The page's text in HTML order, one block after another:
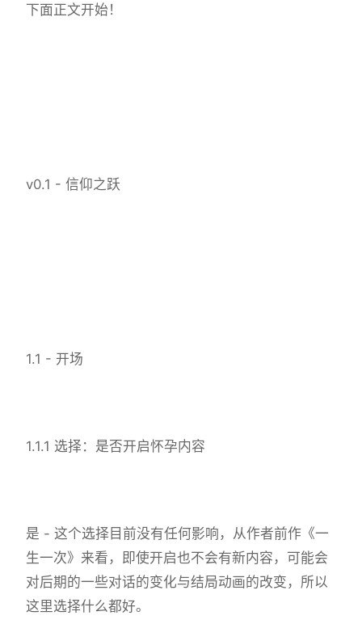
下面正文开始！
v0.1 - 信仰之跃
1.1 - 开场
1.1.1 选择：是否开启怀孕内容
是 - 这个选择目前没有任何影响，从作者前作《一
生一次》来看，即使开启也不会有新内容，可能会
对后期的一些对话的变化与结局动画的改变，所以
这里选择什么都好。